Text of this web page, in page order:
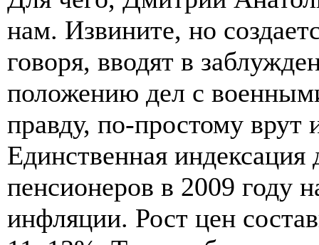
нам. Извините, но
говоря, вводят в
положению дел с
правду, по-простому врут
Единственная
пенсионеров в 2009 году
инфляции. Рост цен